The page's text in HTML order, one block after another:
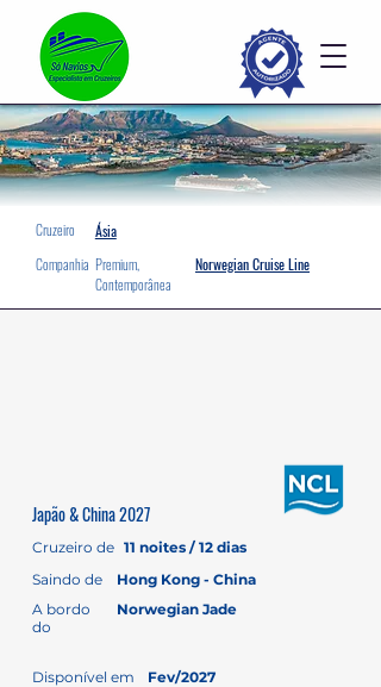
Cruzeiro
Ásia
Companhia Premium,
Contemporânea
Norwegian Cruise Line
Japão & China 2027
Cruzeiro de 11 noites / 12 dias
Saindo de
Hong Kong - China
A bordo
do
Norwegian Jade
Disponível em Fev/2027